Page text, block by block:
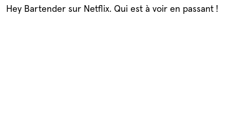
Hey Bartender sur Netflix. Qui est à voir en passant !